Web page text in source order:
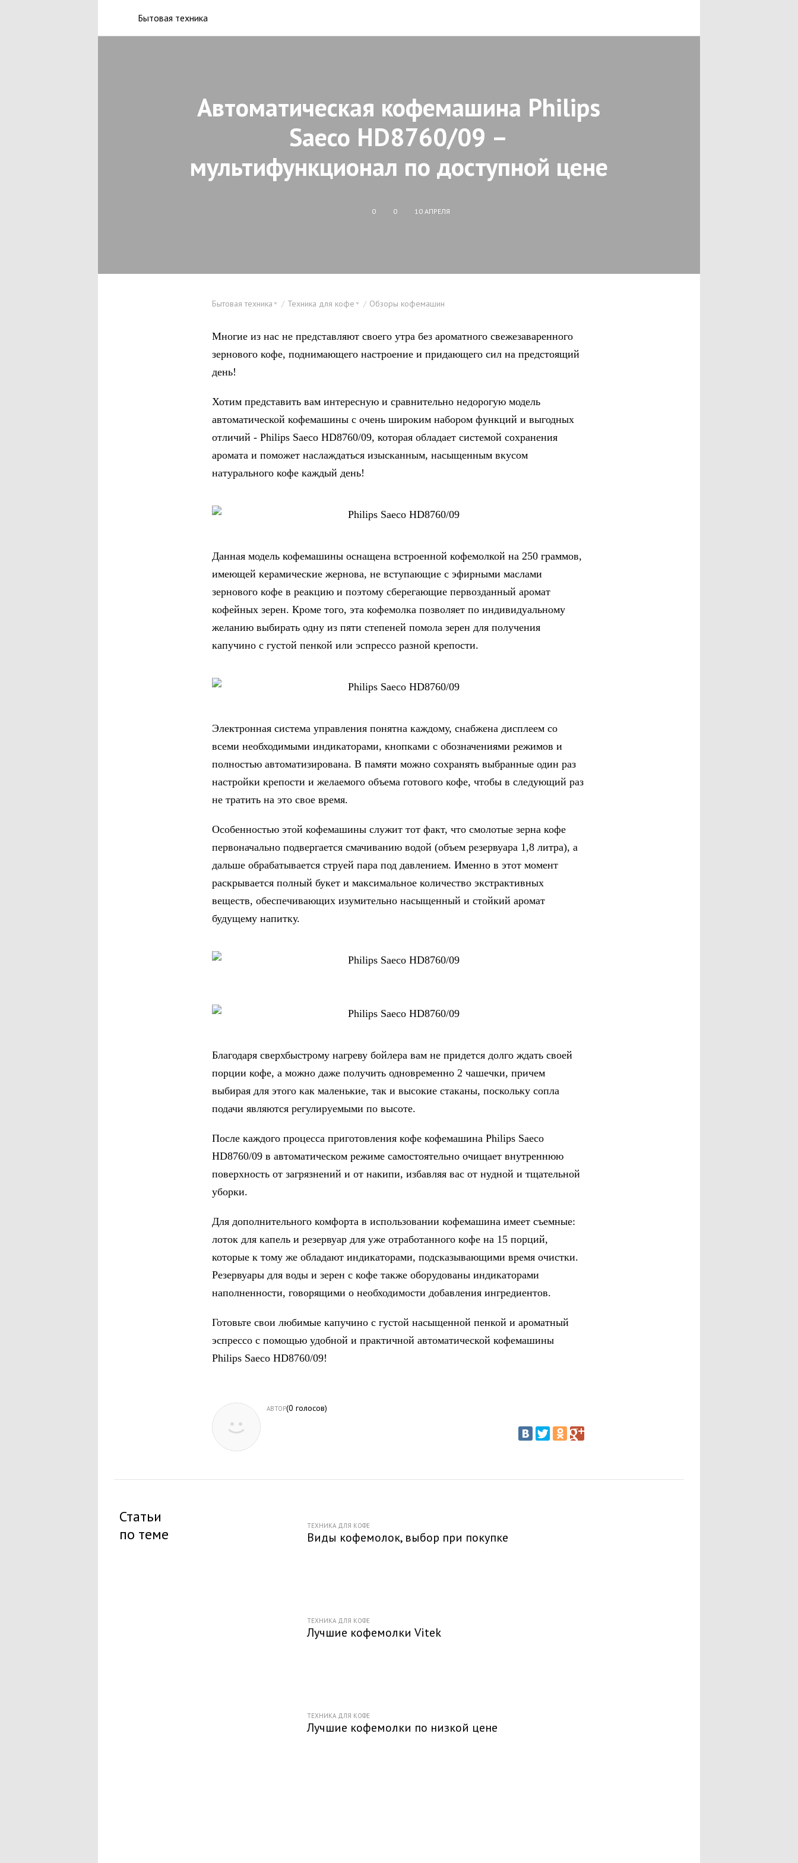
Бытовая техника
Автоматическая кофемашина Philips
Saeco HD8760/09 –
мультифункционал по доступной цене
0 0 10 АПРЕЛЯ
Бытовая техника Техника для кофе Обзоры кофемашин
Многие из нас не представляют своего утра без ароматного свежезаваренного
зернового кофе, поднимающего настроение и придающего сил на предстоящий
день!
Хотим представить вам интересную и сравнительно недорогую модель
автоматической кофемашины с очень широким набором функций и выгодных
отличий - Philips Saeco HD8760/09, которая обладает системой сохранения
аромата и поможет наслаждаться изысканным, насыщенным вкусом
натурального кофе каждый день!
Данная модель кофемашины оснащена встроенной кофемолкой на 250 граммов,
имеющей керамические жернова, не вступающие с эфирными маслами
зернового кофе в реакцию и поэтому сберегающие первозданный аромат
кофейных зерен. Кроме того, эта кофемолка позволяет по индивидуальному
желанию выбирать одну из пяти степеней помола зерен для получения
капучино с густой пенкой или эспрессо разной крепости.
Электронная система управления понятна каждому, снабжена дисплеем со
всеми необходимыми индикаторами, кнопками с обозначениями режимов и
полностью автоматизирована. В памяти можно сохранять выбранные один раз
настройки крепости и желаемого объема готового кофе, чтобы в следующий раз
не тратить на это свое время.
Особенностью этой кофемашины служит тот факт, что смолотые зерна кофе
первоначально подвергается смачиванию водой (объем резервуара 1,8 литра), а
дальше обрабатывается струей пара под давлением. Именно в этот момент
раскрывается полный букет и максимальное количество экстрактивных
веществ, обеспечивающих изумительно насыщенный и стойкий аромат
будущему напитку.
Благодаря сверхбыстрому нагреву бойлера вам не придется долго ждать своей
порции кофе, а можно даже получить одновременно 2 чашечки, причем
выбирая для этого как маленькие, так и высокие стаканы, поскольку сопла
подачи являются регулируемыми по высоте.
После каждого процесса приготовления кофе кофемашина Philips Saeco
HD8760/09 в автоматическом режиме самостоятельно очищает внутреннюю
поверхность от загрязнений и от накипи, избавляя вас от нудной и тщательной
уборки.
Для дополнительного комфорта в использовании кофемашина имеет съемные:
лоток для капель и резервуар для уже отработанного кофе на 15 порций,
которые к тому же обладают индикаторами, подсказывающими время очистки.
Резервуары для воды и зерен с кофе также оборудованы индикаторами
наполненности, говорящими о необходимости добавления ингредиентов.
Готовьте свои любимые капучино с густой насыщенной пенкой и ароматный
эспрессо с помощью удобной и практичной автоматической кофемашины
Philips Saeco HD8760/09!
АВТОР(0 голосов)
Статьи
по теме
ТЕХНИКА ДЛЯ КОФЕ
Виды кофемолок, выбор при покупке
ТЕХНИКА ДЛЯ КОФЕ
Лучшие кофемолки Vitek
ТЕХНИКА ДЛЯ КОФЕ
Лучшие кофемолки по низкой цене